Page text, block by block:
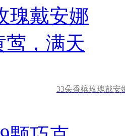
33朵香槟玫瑰戴安